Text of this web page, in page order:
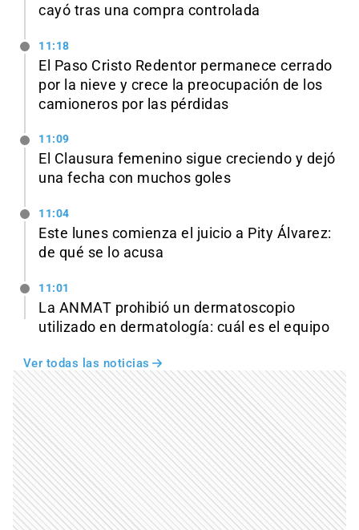
cayó tras una compra controlada
11:18
El Paso Cristo Redentor permanece cerrado
por la nieve y crece la preocupación de los
camioneros por las pérdidas
11:09
El Clausura femenino sigue creciendo y dejó
una fecha con muchos goles
11:04
Este lunes comienza el juicio a Pity Álvarez:
de qué se lo acusa
11:01
La ANMAT prohibió un dermatoscopio
utilizado en dermatología: cuál es el equipo
Ver todas las noticias